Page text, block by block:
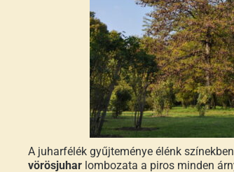
A juharfélék gyűjteménye élénk
vörösjuhar lombozata a piros minden